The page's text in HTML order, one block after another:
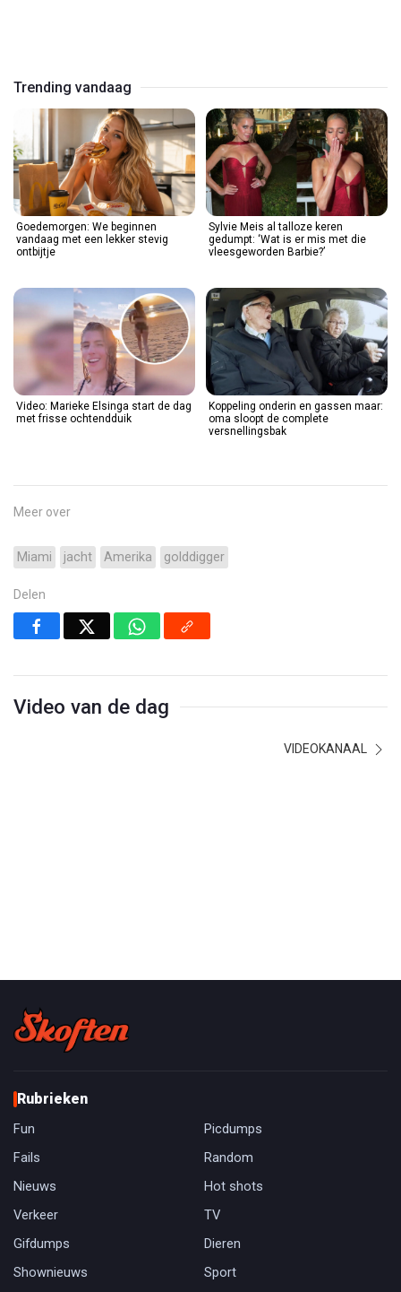
Trending vandaag
Goedemorgen: We beginnen
vandaag met een lekker stevig
ontbijtje
Sylvie Meis al talloze keren
gedumpt: ‘Wat is er mis met die
vleesgeworden Barbie?’
Video: Marieke Elsinga start de dag
met frisse ochtendduik
Koppeling onderin en gassen maar:
oma sloopt de complete
versnellingsbak
Meer over
Miami jacht Amerika golddigger
Delen
Video van de dag
VIDEOKANAAL
Rubrieken
Fun
Picdumps
Fails
Random
Nieuws
Hot shots
Verkeer
TV
Gifdumps
Dieren
Shownieuws
Sport